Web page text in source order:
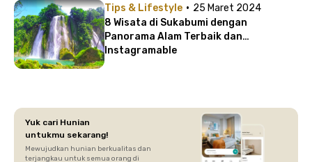
Tips & Lifestyle · 25 Maret 2024
8 Wisata di Sukabumi dengan
Panorama Alam Terbaik dan
Instagramable
Yuk cari Hunian
untukmu sekarang!
Mewujudkan hunian berkualitas dan
terjangkau untuk semua orang di